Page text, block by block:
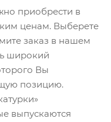
приобрести в
ценам. Выберете
заказ в нашем
широкий
Вы
позицию.
выпускаются